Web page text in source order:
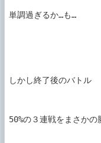
単調過ぎるか…も…
しかし終了後のバトル
50%の３連戦をまさかの